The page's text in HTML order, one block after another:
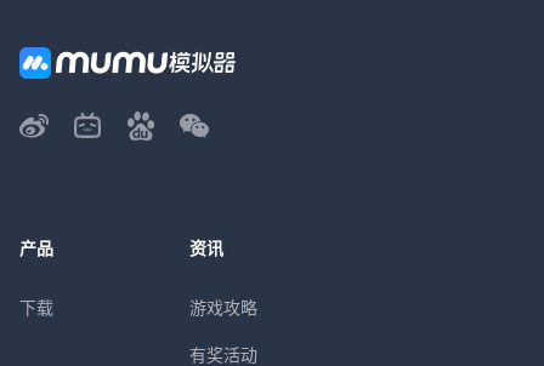
产品
下载
资讯
游戏攻略
有奖活动